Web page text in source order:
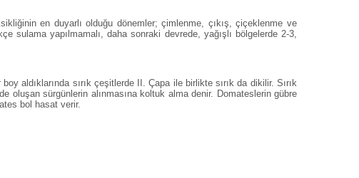
en duyarlı olduğu dönemler; çimlenme, çıkış, çiçeklenme ve
sulama yapılmamalı, daha sonraki devrede, yağışlı bölgelerde 2-3,
aldıklarında sırık çeşitlerde II. Çapa ile birlikte sırık da dikilir. Sırık
oluşan sürgünlerin alınmasına koltuk alma denir. Domateslerin gübre
bol hasat verir.